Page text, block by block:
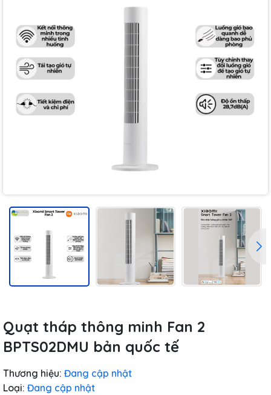
Quạt tháp thông minh Fan 2
BPTS02DMU bản quốc tế
Thương hiệu: Đang cập nhật
Loại: Đang cập nhật